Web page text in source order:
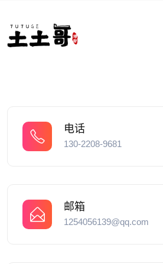
电话
130-2208-9681
邮箱
1254056139@qq.com